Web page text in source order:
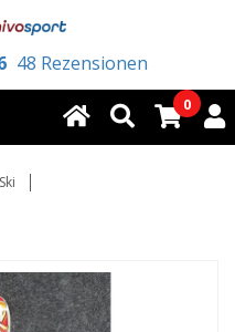
48 Rezensionen
0